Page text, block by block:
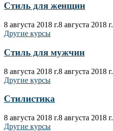
Стиль для женщин
8 августа 2018 г.8 августа 2018 г.
Другие курсы
Стиль для мужчин
8 августа 2018 г.8 августа 2018 г.
Другие курсы
Стилистика
8 августа 2018 г.8 августа 2018 г.
Другие курсы